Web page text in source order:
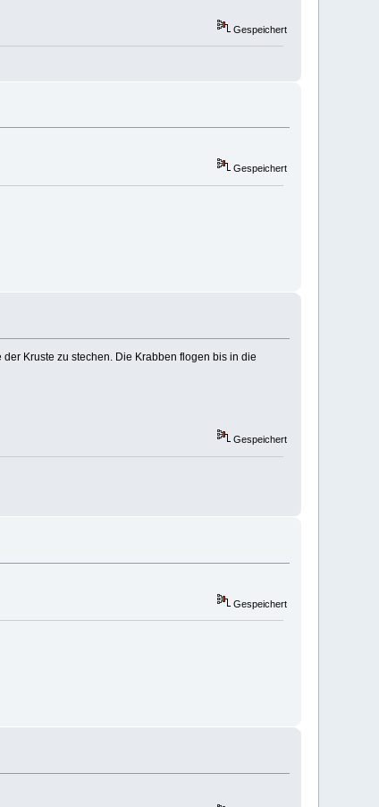
Gespeichert
Gespeichert
Kruste zu stechen. Die Krabben flogen bis in die
Gespeichert
Gespeichert